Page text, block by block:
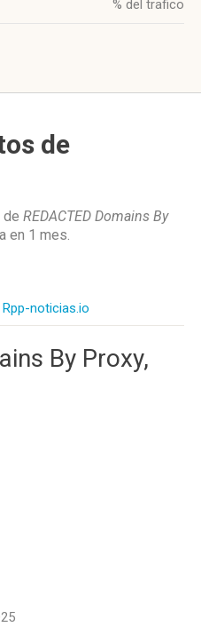
% del trafico
de
de REDACTED Domains By
en 1 mes.
noticias.io
By Proxy,